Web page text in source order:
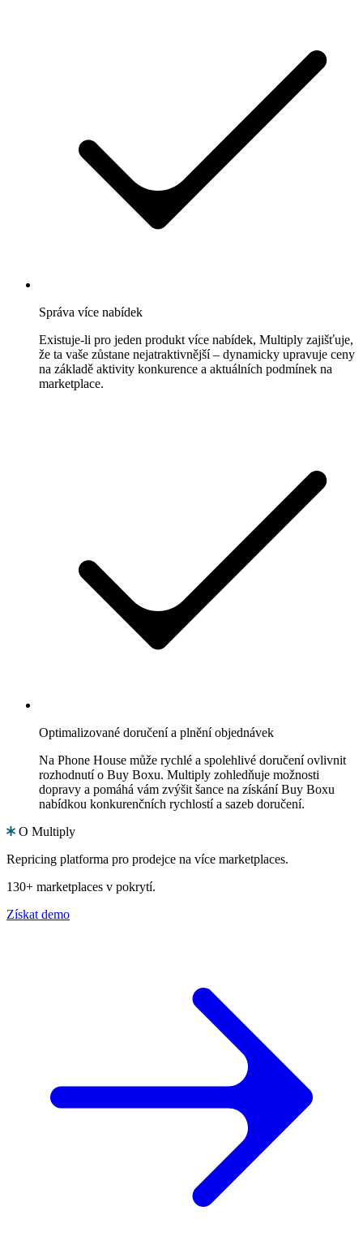
Správa více nabídek
Existuje-li pro jeden produkt více nabídek, Multiply zajišťuje,
že ta vaše zůstane nejatraktivnější – dynamicky upravuje ceny
na základě aktivity konkurence a aktuálních podmínek na
marketplace.
Optimalizované doručení a plnění objednávek
Na Phone House může rychlé a spolehlivé doručení ovlivnit
rozhodnutí o Buy Boxu. Multiply zohledňuje možnosti
dopravy a pomáhá vám zvýšit šance na získání Buy Boxu
nabídkou konkurenčních rychlostí a sazeb doručení.
O Multiply
Repricing platforma pro prodejce na více marketplaces.
130+ marketplaces v pokrytí.
Získat demo